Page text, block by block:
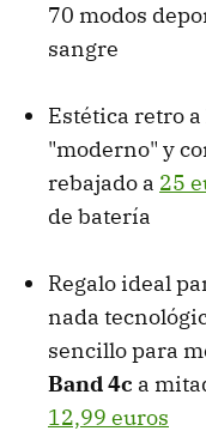
70 modos
sangre
Estética retro
"moderno" y
rebajado a 25
de batería
Regalo ideal
nada
sencillo para
Band 4c a
12,99 euros